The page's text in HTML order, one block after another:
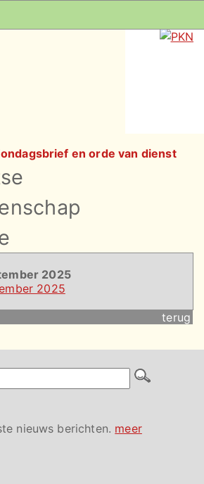
en orde van dienst
2025
2025
terug
nieuws berichten. meer